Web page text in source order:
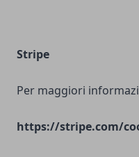
Stripe
Per maggiori
https://stripe.com/